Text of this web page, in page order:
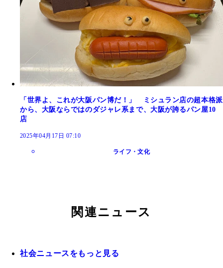
「世界よ、これが大阪パン博だ！」 ミシュラン店の超本格派
から、大阪ならではのダジャレ系まで、大阪が誇るパン屋10
店
2025年04月17日 07:10
ライフ・文化
関連ニュース
社会ニュースをもっと見る